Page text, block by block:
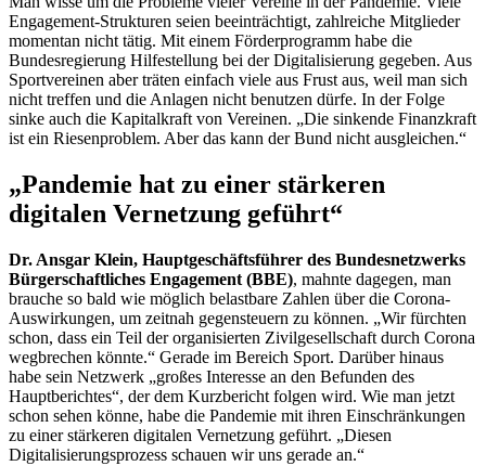
Engagement-Strukturen seien beeinträchtigt, zahlreiche Mitglieder
momentan nicht tätig. Mit einem Förderprogramm habe die
Bundesregierung Hilfestellung bei der Digitalisierung gegeben. Aus
Sportvereinen aber träten einfach viele aus Frust aus, weil man sich
nicht treffen und die Anlagen nicht benutzen dürfe. In der Folge
sinke auch die Kapitalkraft von Vereinen. „Die sinkende Finanzkraft
ist ein Riesenproblem. Aber das kann der Bund nicht ausgleichen.“
„Pandemie hat zu einer stärkeren
digitalen Vernetzung geführt“
Dr. Ansgar Klein, Hauptgeschäftsführer des Bundesnetzwerks
Bürgerschaftliches Engagement (BBE), mahnte dagegen, man
brauche so bald wie möglich belastbare Zahlen über die Corona-
Auswirkungen, um zeitnah gegensteuern zu können. „Wir fürchten
schon, dass ein Teil der organisierten Zivilgesellschaft durch Corona
wegbrechen könnte.“ Gerade im Bereich Sport. Darüber hinaus
habe sein Netzwerk „großes Interesse an den Befunden des
Hauptberichtes“, der dem Kurzbericht folgen wird. Wie man jetzt
schon sehen könne, habe die Pandemie mit ihren Einschränkungen
zu einer stärkeren digitalen Vernetzung geführt. „Diesen
Digitalisierungsprozess schauen wir uns gerade an.“